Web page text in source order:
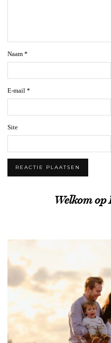
Naam *
E-mail *
Site
Welkom op